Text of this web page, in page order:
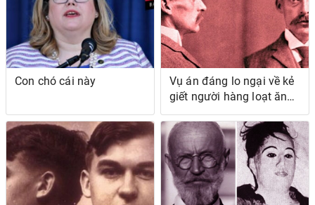
Chặn Chứng nhận Bỏ
phiếu của Michigan
Con chó cái này
Vụ án đáng lo ngại về kẻ
giết người hàng loạt ăn
thịt người Albert Fish